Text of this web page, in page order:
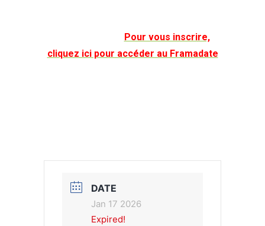
Pour vous inscrire,
cliquez ici pour accéder au Framadate
DATE
Jan 17 2026
Expired!